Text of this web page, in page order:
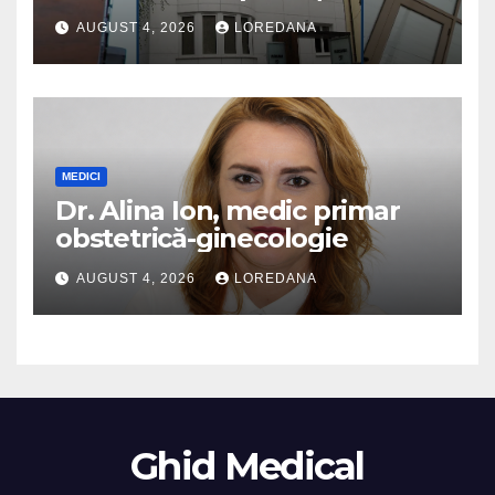
la specialiști cu experiență
AUGUST 4, 2026 LOREDANA
MEDICI
Dr. Alina Ion, medic primar
obstetrică-ginecologie
AUGUST 4, 2026 LOREDANA
Ghid Medical